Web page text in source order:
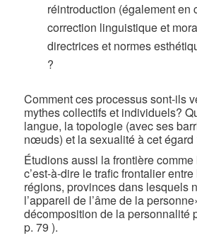
réintroduction (également en
correction linguistique et
directrices et normes
?
Comment ces processus sont-ils
mythes collectifs et individuels?
langue, la topologie (avec ses
nœuds) et la sexualité à cet égard
Étudions aussi la frontière
c’est-à-dire le trafic frontalier
régions, provinces dans lesquels
l’appareil de l’âme de la
décomposition de la personnalité
p. 79 ).